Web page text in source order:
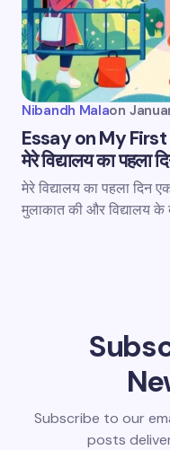
Nibandh Malaon
Essay on My
मेरे विद्यालय का पहला
मेरे विद्यालय का पहला दिन
मुलाकात की और विद्यालय के
Subscribe to our
posts